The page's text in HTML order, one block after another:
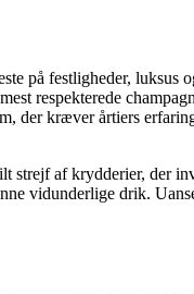
på festligheder, luksus
respekterede
der kræver årtiers
af krydderier, der
vidunderlige drik.